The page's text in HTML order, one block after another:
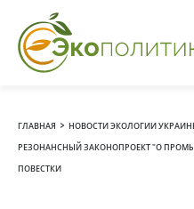
ГЛАВНАЯ › НОВОСТИ ЭКОЛОГИИ
РЕЗОНАНСНЫЙ ЗАКОНОПРОЕКТ "О
ПОВЕСТКИ